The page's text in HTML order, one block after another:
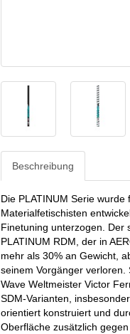
Beschreibung
Die PLATINUM Serie
Materialfetischisten
Finetuning unterzogen. Der
PLATINUM RDM, der in
mehr als 30% an Gewicht,
seinem Vorgänger
Wave Weltmeister Victor
SDM-Varianten,
orientiert konstruiert und
Oberfläche zusätzlich